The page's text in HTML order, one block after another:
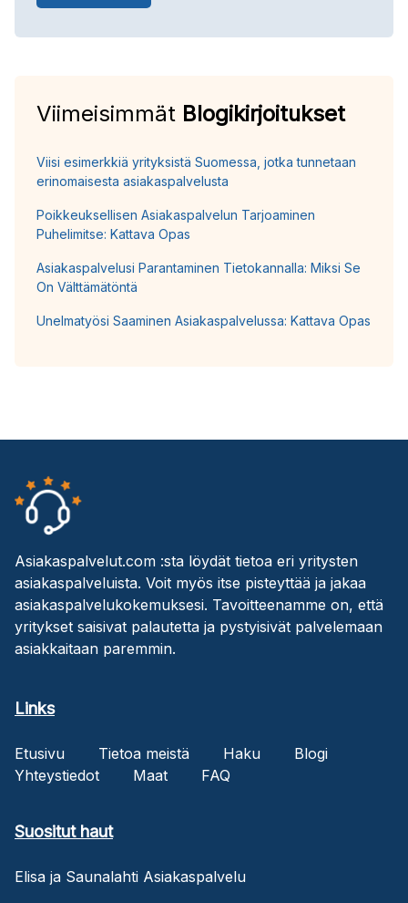
Viimeisimmät Blogikirjoitukset
Viisi esimerkkiä yrityksistä Suomessa, jotka tunnetaan
erinomaisesta asiakaspalvelusta
Poikkeuksellisen Asiakaspalvelun Tarjoaminen
Puhelimitse: Kattava Opas
Asiakaspalvelusi Parantaminen Tietokannalla: Miksi Se
On Välttämätöntä
Unelmatyösi Saaminen Asiakaspalvelussa: Kattava Opas
Asiakaspalvelut.com :sta löydät tietoa eri yritysten
asiakaspalveluista. Voit myös itse pisteyttää ja jakaa
asiakaspalvelukokemuksesi. Tavoitteenamme on, että
yritykset saisivat palautetta ja pystyisivät palvelemaan
asiakkaitaan paremmin.
Links
Etusivu Tietoa meistä Haku
Blogi
Yhteystiedot
Maat FAQ
Suositut haut
Elisa ja Saunalahti Asiakaspalvelu